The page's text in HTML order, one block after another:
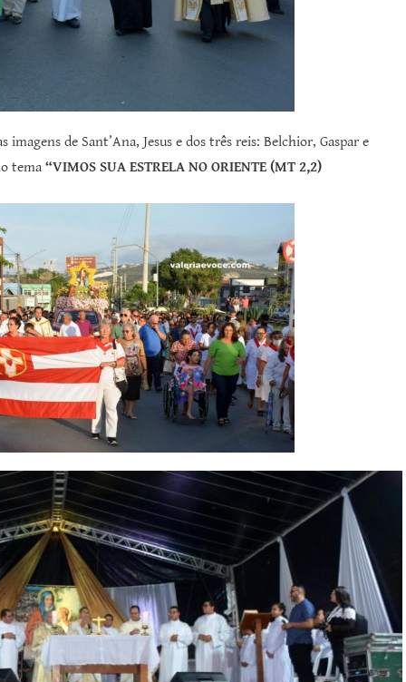
de Sant’Ana, Jesus e dos três reis: Belchior, Gaspar e
tema “VIMOS SUA ESTRELA NO ORIENTE (MT 2,2)